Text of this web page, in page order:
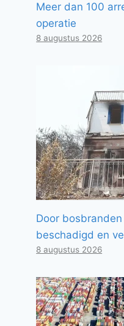
Meer dan 100
operatie
8 augustus 2026
Door
beschadigd en
8 augustus 2026